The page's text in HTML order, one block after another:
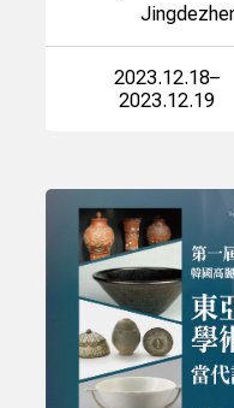
2023.12.18–
2023.12.19